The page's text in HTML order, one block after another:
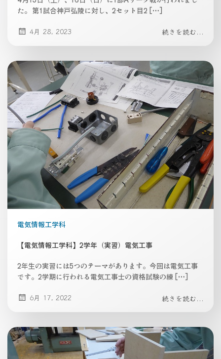
た。 第1試合神戸弘陵に対し、2セット目2 […]
4月 28, 2023 続きを読む...
電気情報工学科
【電気情報工学科】2学年（実習）電気工事
2年生の実習には5つのテーマがあります。今回は電気工事
です。2学期に行われる電気工事士の資格試験の練 […]
6月 17, 2022 続きを読む...